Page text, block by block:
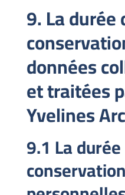
9. La durée
données
et traitées
Yvelines
9.1 La